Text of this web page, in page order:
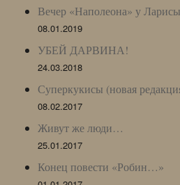
Вечер «Наполеона» у Ларисы
08.01.2019
УБЕЙ ДАРВИНА!
24.03.2018
Суперкукисы (новая
08.02.2017
Живут же люди…
25.01.2017
Конец повести «Робин…»